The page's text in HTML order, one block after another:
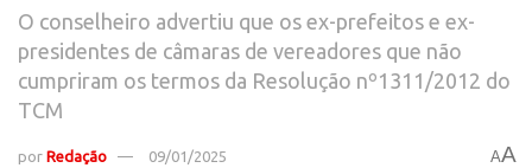
O conselheiro advertiu que os ex-prefeitos e ex-
presidentes de câmaras de vereadores que não
cumpriram os termos da Resolução nº1311/2012 do
TCM
por Redação 09/01/2025 AA